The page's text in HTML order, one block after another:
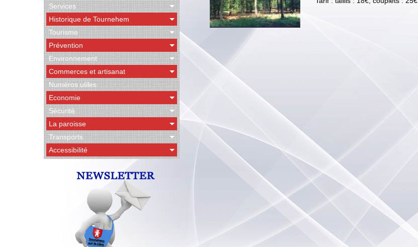
Services
Historique de Tournehem
Tourisme
Prévention
Environnement
Commerces et artisanat
Numéros utiles
Economie
Sécurité
La paroisse
Transports
Accessibilité